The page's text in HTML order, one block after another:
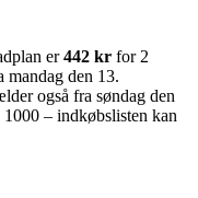
er442 kr for 2
mandag den 13.
også fra søndag den
– indkøbslisten kan